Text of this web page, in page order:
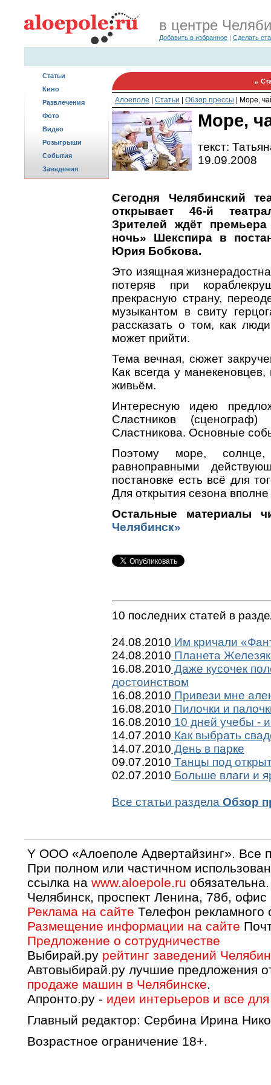
в центре
Добавить в избранное | Сделать
Статьи
Кино
Развлечения
Фото
Видео
Розыгрыши
События
Заведения
Алоеполе Статьи Обзор прессы Море,
Море,
текст:
19.09.2008
Сегодня Челябинский
открывает 46-й
Зрителей ждёт премьера
ночь» Шекспира в
Юрия Бобкова.
Это изящная
потеряв при
прекрасную страну,
музыкантом в свиту
рассказать о том, как
может прийти.
Тема вечная, сюжет
Как всегда у
живьём.
Интересную идею
Сластников
Сластникова. Основные
Поэтому море, солнце,
равноправными
постановке есть всё для
Для открытия сезона
Остальные материалы
Челябинск»
10 последних статей в
24.08.2010 Им кричали
24.08.2010 Планета
16.08.2010 Даже кусочек
достоинством
16.08.2010 Привези мне
16.08.2010 Пилочки и
16.08.2010 10 дней учебы -
14.07.2010 Как выбрать
14.07.2010 День в парке
09.07.2010 Танцы под
02.07.2010 Больше влаги и
Все статьи раздела Обзор
Y OOO «Алоеполе Адвертайзинг».
При полном или частичном
ссылка на www.aloepole.ru обязательна.
Челябинск, проспект Ленина, 78б, офис
Реклама на сайте Телефон рекламного
Размещение информации на сайте
Предложение о сотрудничестве
Выбирай.ру рейтинг заведений
Автовыбирай.ру лучшие предложения
продаже машин в Челябинске.
Апронто.ру - идеи интерьеров и все
Главный редактор: Сербина Ирина
Возрастное ограничение 18+.